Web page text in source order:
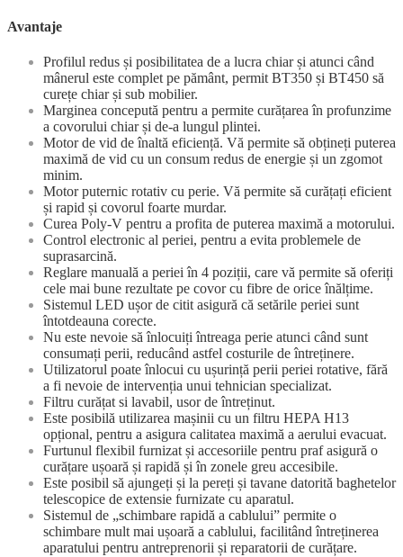
Avantaje
Profilul redus și posibilitatea de a lucra chiar și atunci când
mânerul este complet pe pământ, permit BT350 și BT450 să
curețe chiar și sub mobilier.
Marginea concepută pentru a permite curățarea în profunzime
a covorului chiar și de-a lungul plintei.
Motor de vid de înaltă eficiență. Vă permite să obțineți puterea
maximă de vid cu un consum redus de energie și un zgomot
minim.
Motor puternic rotativ cu perie. Vă permite să curățați eficient
și rapid și covorul foarte murdar.
Curea Poly-V pentru a profita de puterea maximă a motorului.
Control electronic al periei, pentru a evita problemele de
suprasarcină.
Reglare manuală a periei în 4 poziții, care vă permite să oferiți
cele mai bune rezultate pe covor cu fibre de orice înălțime.
Sistemul LED ușor de citit asigură că setările periei sunt
întotdeauna corecte.
Nu este nevoie să înlocuiți întreaga perie atunci când sunt
consumați perii, reducând astfel costurile de întreținere.
Utilizatorul poate înlocui cu ușurință perii periei rotative, fără
a fi nevoie de intervenția unui tehnician specializat.
Filtru curățat si lavabil, usor de întreținut.
Este posibilă utilizarea mașinii cu un filtru HEPA H13
opțional, pentru a asigura calitatea maximă a aerului evacuat.
Furtunul flexibil furnizat și accesoriile pentru praf asigură o
curățare ușoară și rapidă și în zonele greu accesibile.
Este posibil să ajungeți și la pereți și tavane datorită baghetelor
telescopice de extensie furnizate cu aparatul.
Sistemul de „schimbare rapidă a cablului” permite o
schimbare mult mai ușoară a cablului, facilitând întreținerea
aparatului pentru antreprenorii și reparatorii de curățare.